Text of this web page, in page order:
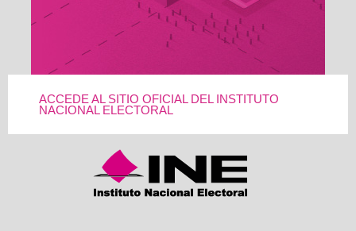
ACCEDE AL SITIO OFICIAL DEL INSTITUTO
NACIONAL ELECTORAL